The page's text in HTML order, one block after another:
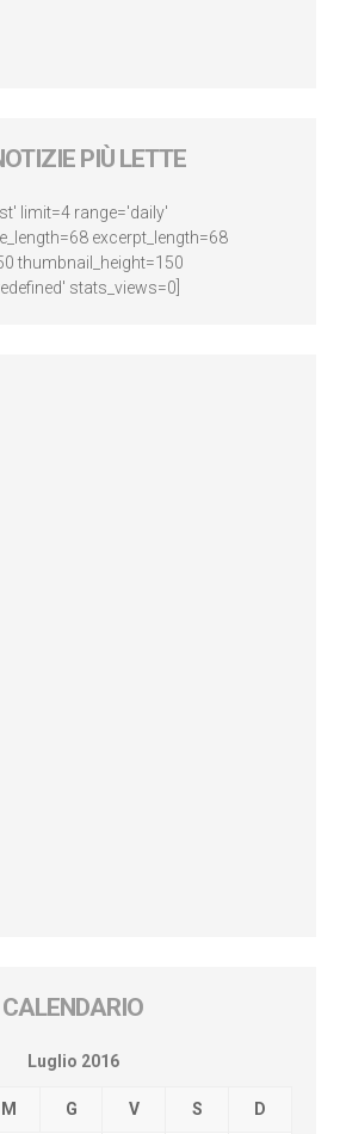
PIÙ LETTE
limit=4 range='daily'
excerpt_length=68
thumbnail_height=150
stats_views=0]
CALENDARIO
Luglio 2016
M G V S D